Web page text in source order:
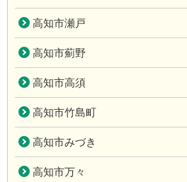
高知市瀬戸
高知市薊野
高知市高須
高知市竹島町
高知市みづき
高知市万々